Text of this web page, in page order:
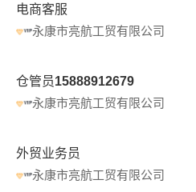
电商客服
永康市亮航工贸有限公司
仓管员15888912679
永康市亮航工贸有限公司
外贸业务员
永康市亮航工贸有限公司